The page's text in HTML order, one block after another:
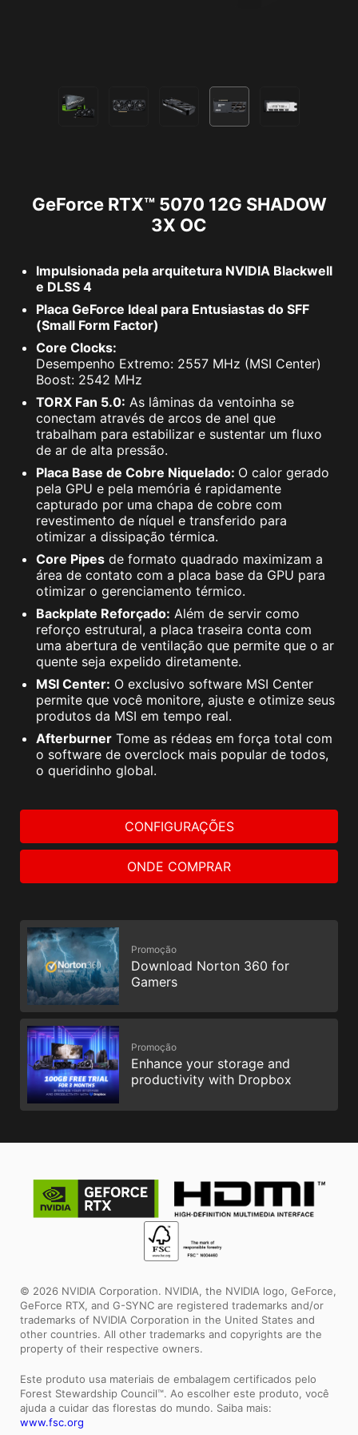
GeForce RTX™ 5070 12G SHADOW
3X OC
Impulsionada pela arquitetura NVIDIA Blackwell
e DLSS 4
Placa GeForce Ideal para Entusiastas do SFF
(Small Form Factor)
Core Clocks:
Desempenho Extremo: 2557 MHz (MSI Center)
Boost: 2542 MHz
TORX Fan 5.0: As lâminas da ventoinha se
conectam através de arcos de anel que
trabalham para estabilizar e sustentar um fluxo
de ar de alta pressão.
Placa Base de Cobre Niquelado: O calor gerado
pela GPU e pela memória é rapidamente
capturado por uma chapa de cobre com
revestimento de níquel e transferido para
otimizar a dissipação térmica.
Core Pipes de formato quadrado maximizam a
área de contato com a placa base da GPU para
otimizar o gerenciamento térmico.
Backplate Reforçado: Além de servir como
reforço estrutural, a placa traseira conta com
uma abertura de ventilação que permite que o ar
quente seja expelido diretamente.
MSI Center: O exclusivo software MSI Center
permite que você monitore, ajuste e otimize seus
produtos da MSI em tempo real.
Afterburner Tome as rédeas em força total com
o software de overclock mais popular de todos,
o queridinho global.
CONFIGURAÇÕES
ONDE COMPRAR
Promoção
Download Norton 360 for
Gamers
Promoção
Enhance your storage and
productivity with Dropbox
© 2026 NVIDIA Corporation. NVIDIA, the NVIDIA logo, GeForce,
GeForce RTX, and G-SYNC are registered trademarks and/or
trademarks of NVIDIA Corporation in the United States and
other countries. All other trademarks and copyrights are the
property of their respective owners.
Este produto usa materiais de embalagem certificados pelo
Forest Stewardship Council™. Ao escolher este produto, você
ajuda a cuidar das florestas do mundo. Saiba mais:
www.fsc.org